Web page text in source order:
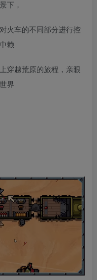
下，
火车的不同部分进行控
赖
穿越荒原的旅程，亲眼
界